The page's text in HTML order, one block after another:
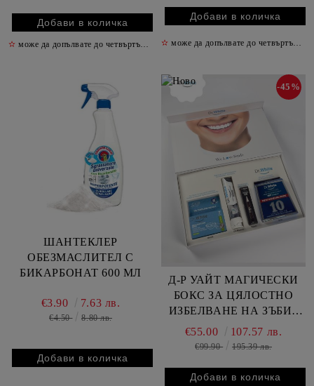
✫ може да допълвате до четвъртък включително ✫
✫ може да допълвате до четвъртък включително
ШАНТЕКЛЕР
ОБЕЗМАСЛИТЕЛ С
БИКАРБОНАТ 600 МЛ
€3.90 7.63 лв.
€4.50 8.80 лв.
Д-Р УАЙТ МАГИЧЕСКИ
БОКС ЗА ЦЯЛОСТНО
ИЗБЕЛВАНЕ НА ЗЪБИ /
ПУШАЧИ/
-45%
€55.00 107.57 лв.
€99.90 195.39 лв.